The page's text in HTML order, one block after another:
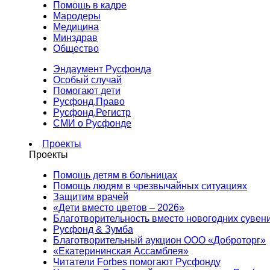
Помощь в кадре
Мародеры
Медицина
Минздрав
Общество
Эндаумент Русфонда
Особый случай
Помогают дети
Русфонд.Право
Русфонд.Регистр
СМИ о Русфонде
Проекты
Проекты
Помощь детям в больницах
Помощь людям в чрезвычайных ситуациях
Защитим врачей
«Дети вместо цветов – 2026»
Благотворительность вместо новогодних
Русфонд & Зумба
Благотворительный аукцион ООО «Доброторг»
«Екатерининская Ассамблея»
Читатели Forbes помогают Русфонду